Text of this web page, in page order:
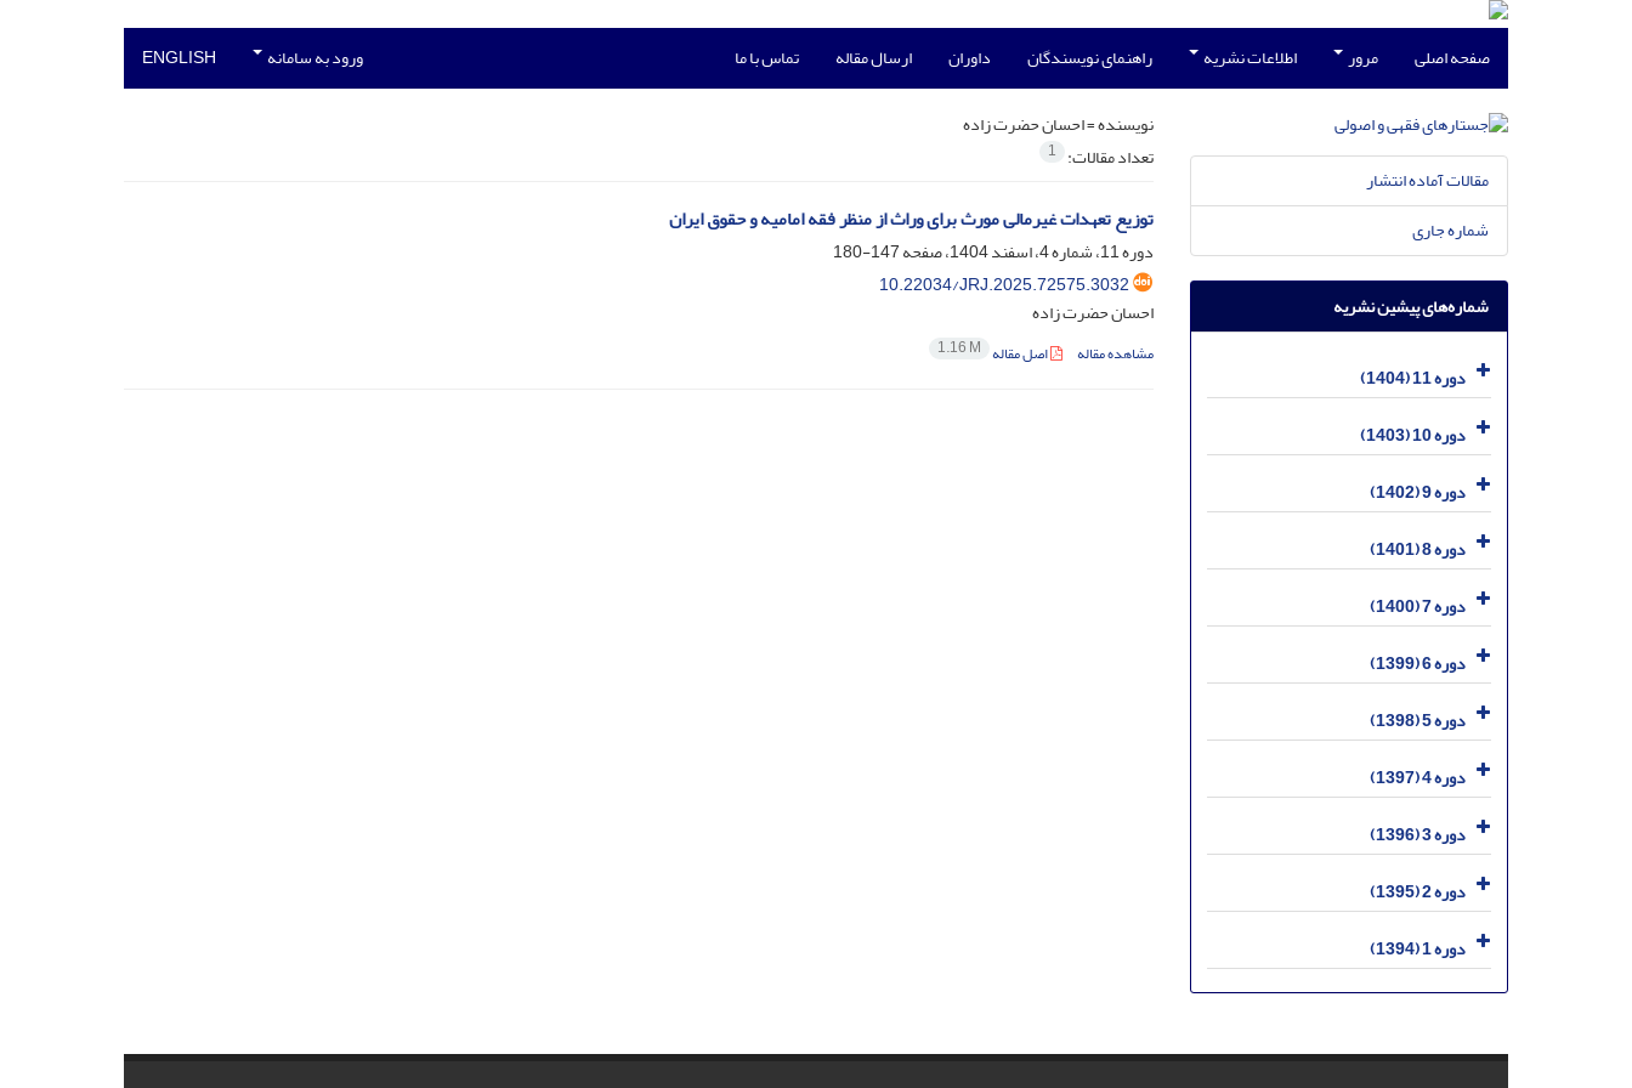
صفحه اصلی مرور اطلاعات نشریه راهنمای نویسندگان داوران ارسال مقاله تماس با ما ورود به سامانه ENGLISH
نویسنده =احسان حضرت زاده
تعداد مقالات: 1
توزیع تعهدات غیرمالی مورث برای وراث از منظر فقه امامیه و حقوق ایران
دوره 11، شماره 4، اسفند 1404، صفحه
147-180
10.22034/JRJ.2025.72575.3032
احسان حضرت زاده
مشاهده مقاله اصل مقاله 1.16 M
مقالات آماده انتشار
شماره جاری
شماره‌های پیشین نشریه
دوره 11 (1404)
دوره 10 (1403)
دوره 9 (1402)
دوره 8 (1401)
دوره 7 (1400)
دوره 6 (1399)
دوره 5 (1398)
دوره 4 (1397)
دوره 3 (1396)
دوره 2 (1395)
دوره 1 (1394)